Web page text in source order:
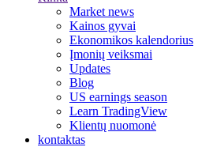
Market news
Kainos gyvai
Ekonomikos kalendorius
Įmonių veiksmai
Updates
Blog
US earnings season
Learn TradingView
Klientų nuomonė
kontaktas